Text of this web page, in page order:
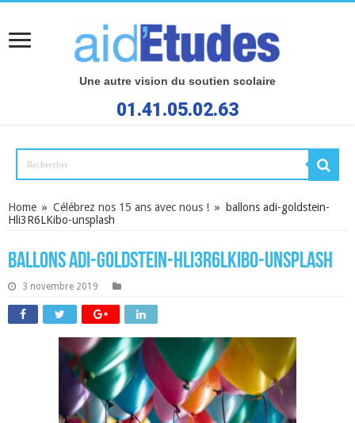
Une autre vision du soutien scolaire
01.41.05.02.63
Home » Célébrez nos 15 ans avec nous ! »
ballons adi-goldstein-
Hli3R6LKibo-unsplash
ballons adi-goldstein-Hli3R6LKibo-unsplash
3 novembre 2019